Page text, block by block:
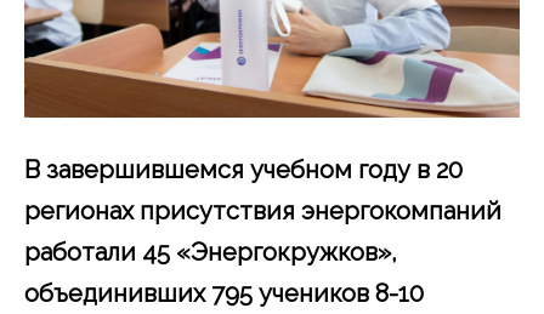
В завершившемся учебном году в 20
регионах присутствия энергокомпаний
работали 45 «Энергокружков»,
объединивших 795 учеников 8-10